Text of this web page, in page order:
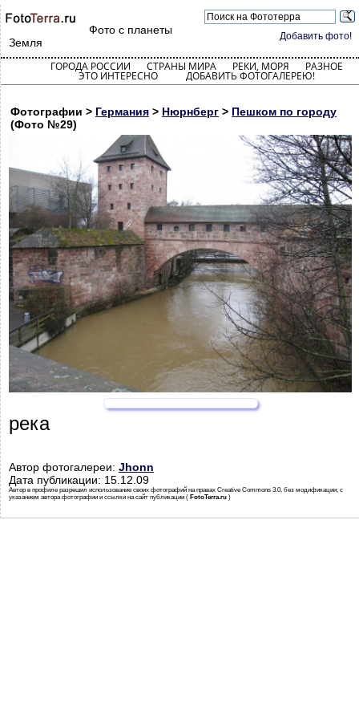
Добавить фото!
Фото с планеты
Земля
ГОРОДА РОССИИ СТРАНЫ МИРА РЕКИ, МОРЯ РАЗНОЕ
ЭТО ИНТЕРЕСНО ДОБАВИТЬ ФОТОГАЛЕРЕЮ!
Фотографии > Германия > Нюрнберг > Пешком по городу
(Фото №29)
река
Автор фотогалереи: Jhonn
Дата публикации: 15.12.09
Автор в профиле разрешил использование своих фотографий на правах Creative Commons 3.0, без модификации, с
указанием автора фотографии и ссылки на сайт публикации ( FotoTerra.ru )